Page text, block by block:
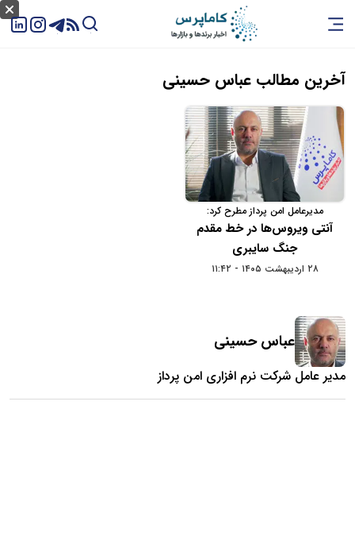
آخرین مطالب عباس حسینی
مدیرعامل امن پرداز مطرح کرد:
آنتی ویروس‌ها در خط مقدم
جنگ سایبری
۲۸ اردیبهشت ۱۴۰۵ - ۱۱:۴۲
عباس حسینی
مدیر عامل شرکت نرم افزاری امن پرداز